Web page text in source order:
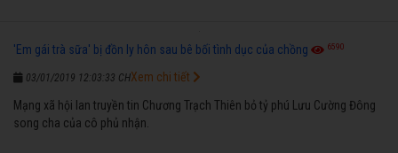
'Em gái trà sữa' bị đồn ly hôn sau bê bối tình dục của chồng 6590
03/01/2019 12:03:33 CH
Mạng xã hội lan truyền tin Chương Trạch Thiên bỏ tỷ phú Lưu Cường Đông
song cha của cô phủ nhận.
Xem chi tiết